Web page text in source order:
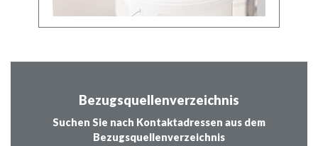
Bezugsquellenverzeichnis
Suchen Sie nach Kontaktadressen aus dem
Bezugsquellenverzeichnis